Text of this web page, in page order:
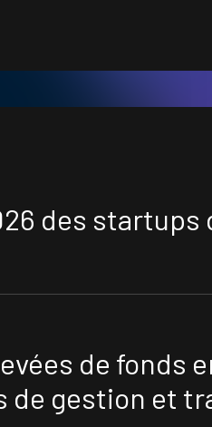
des startups
de fonds
de gestion et